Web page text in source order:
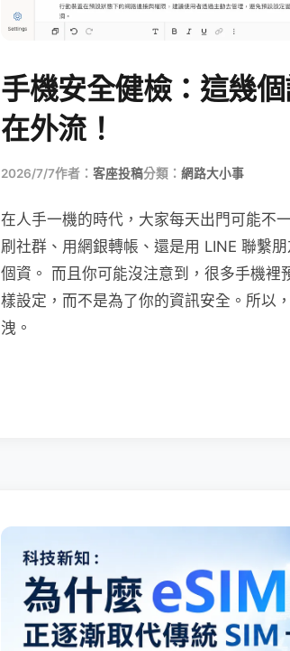
手機安全健檢：這幾
在外流！
2026/7/7作者： 客座投稿分類： 網路大小事
在人手一機的時代，大家每天出門可能不
刷社群、用網銀轉帳、還是用 LINE 聯繫
個資。 而且你可能沒注意到，很多手機
樣設定，而不是為了你的資訊安全。所以
洩。